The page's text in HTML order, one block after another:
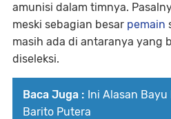
amunisi dalam timnya.
meski sebagian besar pemain
masih ada di antaranya yang
diseleksi.
Baca Juga : Ini Alasan Bayu
Barito Putera